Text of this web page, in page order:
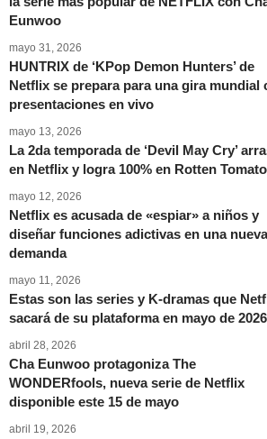
Eunwoo
mayo 31, 2026
HUNTRIX de ‘KPop Demon Hunters’ de
Netflix se prepara para una gira mundial
presentaciones en vivo
mayo 13, 2026
La 2da temporada de ‘Devil May Cry’
en Netflix y logra 100% en Rotten
mayo 12, 2026
Netflix es acusada de «espiar» a niños y
diseñar funciones adictivas en una nueva
demanda
mayo 11, 2026
Estas son las series y K-dramas que
sacará de su plataforma en mayo de 2026
abril 28, 2026
Cha Eunwoo protagoniza The
WONDERfools, nueva serie de Netflix
disponible este 15 de mayo
abril 19, 2026